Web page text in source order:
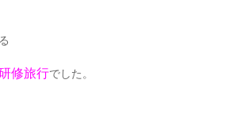
修旅行でした。